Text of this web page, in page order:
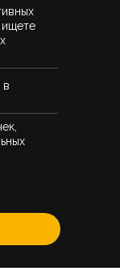
ищете
в